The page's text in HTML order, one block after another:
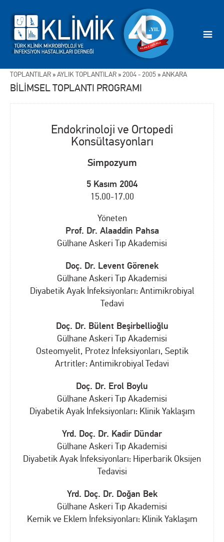
TOPLANTILAR »AYLIK TOPLANTILAR »2004 - 2005 »ANKARA
BİLİMSEL TOPLANTI PROGRAMI
Endokrinoloji ve Ortopedi
Konsültasyonları
Simpozyum
5 Kasım 2004
15.00-17.00
Yöneten
Prof. Dr. Alaaddin Pahsa
Gülhane Askeri Tıp Akademisi
Doç. Dr. Levent Görenek
Gülhane Askeri Tıp Akademisi
Diyabetik Ayak İnfeksiyonları: Antimikrobiyal
Tedavi
Doç. Dr. Bülent Beşirbellioğlu
Gülhane Askeri Tıp Akademisi
Osteomyelit, Protez İnfeksiyonları, Septik
Artritler: Antimikrobiyal Tedavi
Doç. Dr. Erol Boylu
Gülhane Askeri Tıp Akademisi
Diyabetik Ayak İnfeksiyonları: Klinik Yaklaşım
Yrd. Doç. Dr. Kadir Dündar
Gülhane Askeri Tıp Akademisi
Diyabetik Ayak İnfeksiyonları: Hiperbarik Oksijen
Tedavisi
Yrd. Doç. Dr. Doğan Bek
Gülhane Askeri Tıp Akademisi
Kemik ve Eklem İnfeksiyonları: Klinik Yaklaşım